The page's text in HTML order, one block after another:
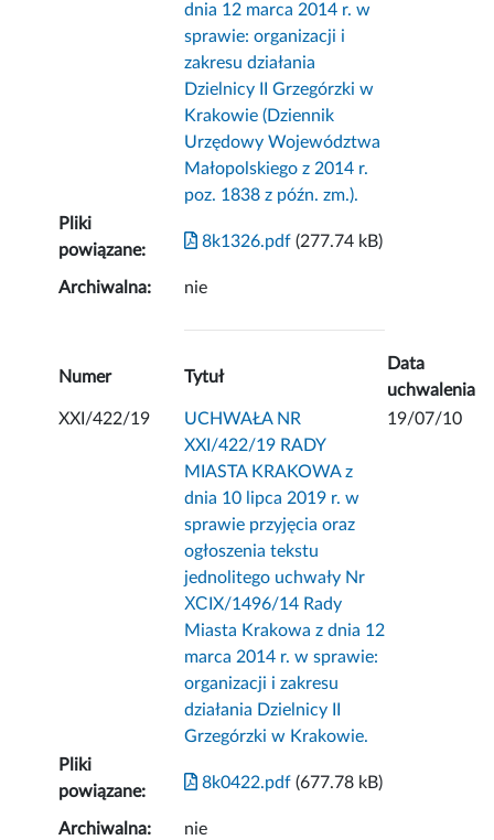
dnia 12 marca 2014 r. w
sprawie: organizacji i
zakresu działania
Dzielnicy II Grzegórzki w
Krakowie (Dziennik
Urzędowy Województwa
Małopolskiego z 2014 r.
poz. 1838 z późn. zm.).
Pliki
powiązane:
8k1326.pdf (277.74 kB)
Archiwalna: nie
Numer Tytuł
Data
uchwalenia
XXI/422/19
UCHWAŁA NR
XXI/422/19 RADY
MIASTA KRAKOWA z
dnia 10 lipca 2019 r. w
sprawie przyjęcia oraz
ogłoszenia tekstu
jednolitego uchwały Nr
ХСIX/1496/14 Rady
Miasta Krakowa z dnia 12
marca 2014 r. w sprawie:
organizacji i zakresu
działania Dzielnicy II
Grzegórzki w Krakowie.
19/07/10
Pliki
powiązane:
8k0422.pdf (677.78 kB)
Archiwalna: nie